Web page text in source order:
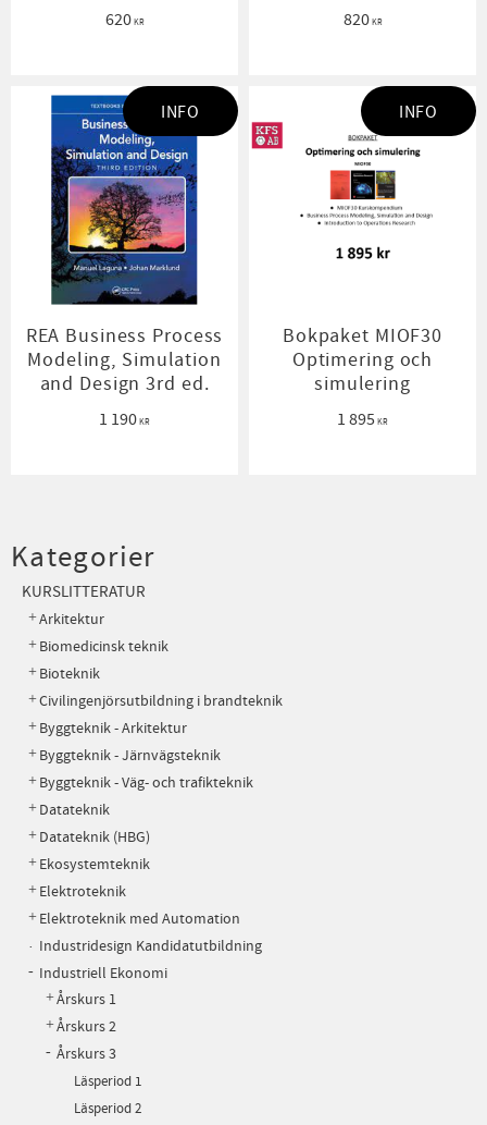
620KR 820KR
REA Business Process
Modeling, Simulation
and Design 3rd ed.
1 190KR
INFO
Bokpaket MIOF30
Optimering och
simulering
1 895 KR
INFO
Kategorier
KURSLITTERATUR
Arkitektur
Biomedicinsk teknik
Bioteknik
Civilingenjörsutbildning i brandteknik
Byggteknik - Arkitektur
Byggteknik - Järnvägsteknik
Byggteknik - Väg- och trafikteknik
Datateknik
Datateknik (HBG)
Ekosystemteknik
Elektroteknik
Elektroteknik med Automation
Industridesign Kandidatutbildning
Industriell Ekonomi
Årskurs 1
Årskurs 2
Årskurs 3
Läsperiod 1
Läsperiod 2